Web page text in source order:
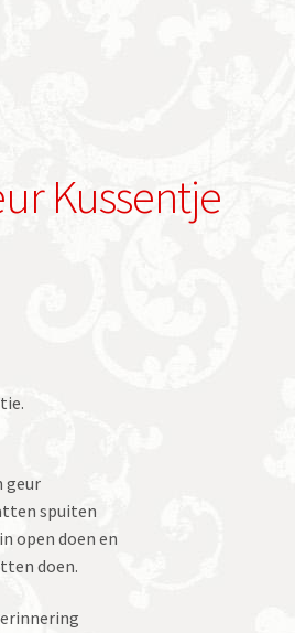
Kussentje
geur
spuiten
open doen en
doen.